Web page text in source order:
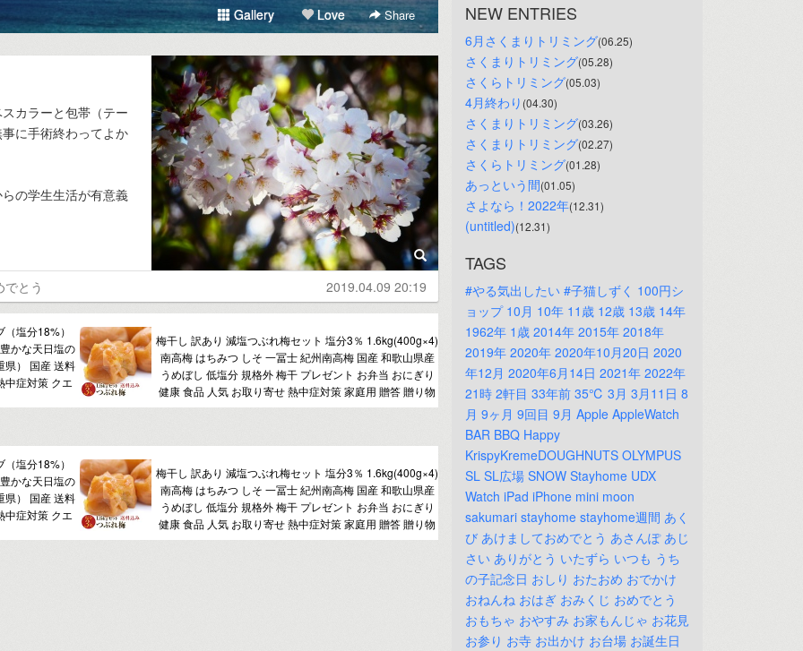
Gallery Love Share
カラーと包帯（テー
に手術終わってよか
の学生生活が有意義
でとう 2019.04.09 20:19
塩分18%）
かな天日塩の
県） 国産 送料
中症対策 クエ
梅干し 訳あり 減塩つぶれ梅セット 塩分3％ 1.6kg(400g×4)
南高梅 はちみつ しそ 一冨士 紀州南高梅 国産 和歌山県産
うめぼし 低塩分 規格外 梅干 プレゼント お弁当 おにぎり
健康 食品 人気 お取り寄せ 熱中症対策 家庭用 贈答 贈り物
塩分18%）
かな天日塩の
県） 国産 送料
中症対策 クエ
梅干し 訳あり 減塩つぶれ梅セット 塩分3％ 1.6kg(400g×4)
南高梅 はちみつ しそ 一冨士 紀州南高梅 国産 和歌山県産
うめぼし 低塩分 規格外 梅干 プレゼント お弁当 おにぎり
健康 食品 人気 お取り寄せ 熱中症対策 家庭用 贈答 贈り物
NEW ENTRIES
6月さくまりトリミング(06.25)
さくまりトリミング(05.28)
さくらトリミング(05.03)
4月終わり (04.30)
さくまりトリミング(03.26)
さくまりトリミング(02.27)
さくらトリミング(01.28)
あっという間(01.05)
さよなら！2022年(12.31)
(untitled)(12.31)
TAGS
#やる気出したい #子猫しずく 100円シ
ョップ 10月 10年 11歳 12歳 13歳 14年
1962年 1歳 2014年 2015年 2018年
2019年 2020年 2020年10月20日 2020
年12月 2020年6月14日 2021年 2022年
21時 2軒目 33年前 35℃ 3月 3月11日 8
月 9ヶ月 9回目 9月 Apple AppleWatch
BAR BBQ Happy
KrispyKremeDOUGHNUTS OLYMPUS
SL SL広場 SNOW Stayhome UDX
Watch iPad iPhone mini moon
sakumari stayhome stayhome週間 あく
び あけましておめでとう あさんぽ あじ
さい ありがとう いたずら いつも うち
の子記念日 おしり おたおめ おでかけ
おねんね おはぎ おみくじ おめでとう
おもちゃ おやすみ お家もんじゃ お花見
お参り お寺 お出かけ お台場 お誕生日